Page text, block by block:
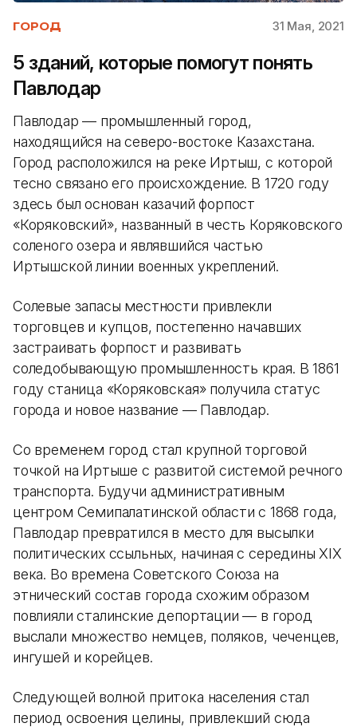
ГОРОД 31 Мая, 2021
5 зданий, которые помогут понять
Павлодар
Павлодар — промышленный город,
находящийся на северо-востоке Казахстана.
Город расположился на реке Иртыш, с которой
тесно связано его происхождение. В 1720 году
здесь был основан казачий форпост
«Коряковский», названный в честь Коряковского
соленого озера и являвшийся частью
Иртышской линии военных укреплений.
Солевые запасы местности привлекли
торговцев и купцов, постепенно начавших
застраивать форпост и развивать
соледобывающую промышленность края. В 1861
году станица «Коряковская» получила статус
города и новое название — Павлодар.
Со временем город стал крупной торговой
точкой на Иртыше с развитой системой речного
транспорта. Будучи административным
центром Семипалатинской области с 1868 года,
Павлодар превратился в место для высылки
политических ссыльных, начиная с середины XIX
века. Во времена Советского Союза на
этнический состав города схожим образом
повлияли сталинские депортации — в город
выслали множество немцев, поляков, чеченцев,
ингушей и корейцев.
Следующей волной притока населения стал
период освоения целины, привлекший сюда